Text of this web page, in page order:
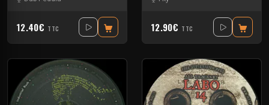
12.40€ TTC 12.90€ TTC